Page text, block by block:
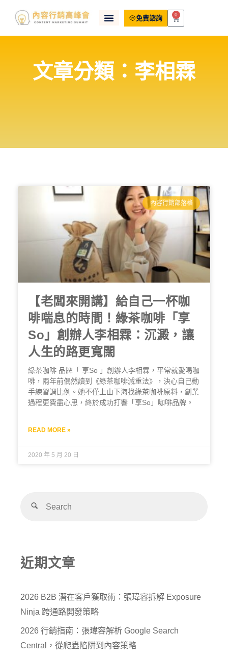
免費諮詢 0
文章分類：李相霖
內容行銷部落格
【老闆來開講】給自己一杯咖
啡喘息的時間！綠茶咖啡「享
So」創辦人李相霖：沉澱，讓
人生的路更寬闊
綠茶咖啡 品牌「 享So 」創辦人李相霖，平常就愛喝咖
啡，兩年前偶然讀到《綠茶咖啡減重法》，決心自己動
手練習調比例。她不僅上山下海找綠茶咖啡原料，創業
過程更費盡心思，終於成功打響「享So」咖啡品牌。
READ MORE »
2020 年 5 月 20 日
近期文章
2026 B2B 潛在客戶獲取術：張瑋容拆解 Exposure
Ninja 跨通路開發策略
2026 行銷指南：張瑋容解析 Google Search
Central，從爬蟲陷阱到內容策略